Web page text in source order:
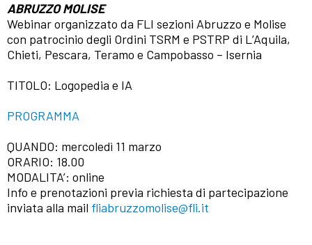
ABRUZZO MOLISE
Webinar organizzato da FLI sezioni Abruzzo e Molise
con patrocinio degli Ordini TSRM e PSTRP di L’Aquila,
Chieti, Pescara, Teramo e Campobasso – Isernia
TITOLO: Logopedia e IA
PROGRAMMA
QUANDO: mercoledì 11 marzo
ORARIO: 18.00
MODALITA’: online
Info e prenotazioni previa richiesta di partecipazione
inviata alla mail fliabruzzomolise@fli.it